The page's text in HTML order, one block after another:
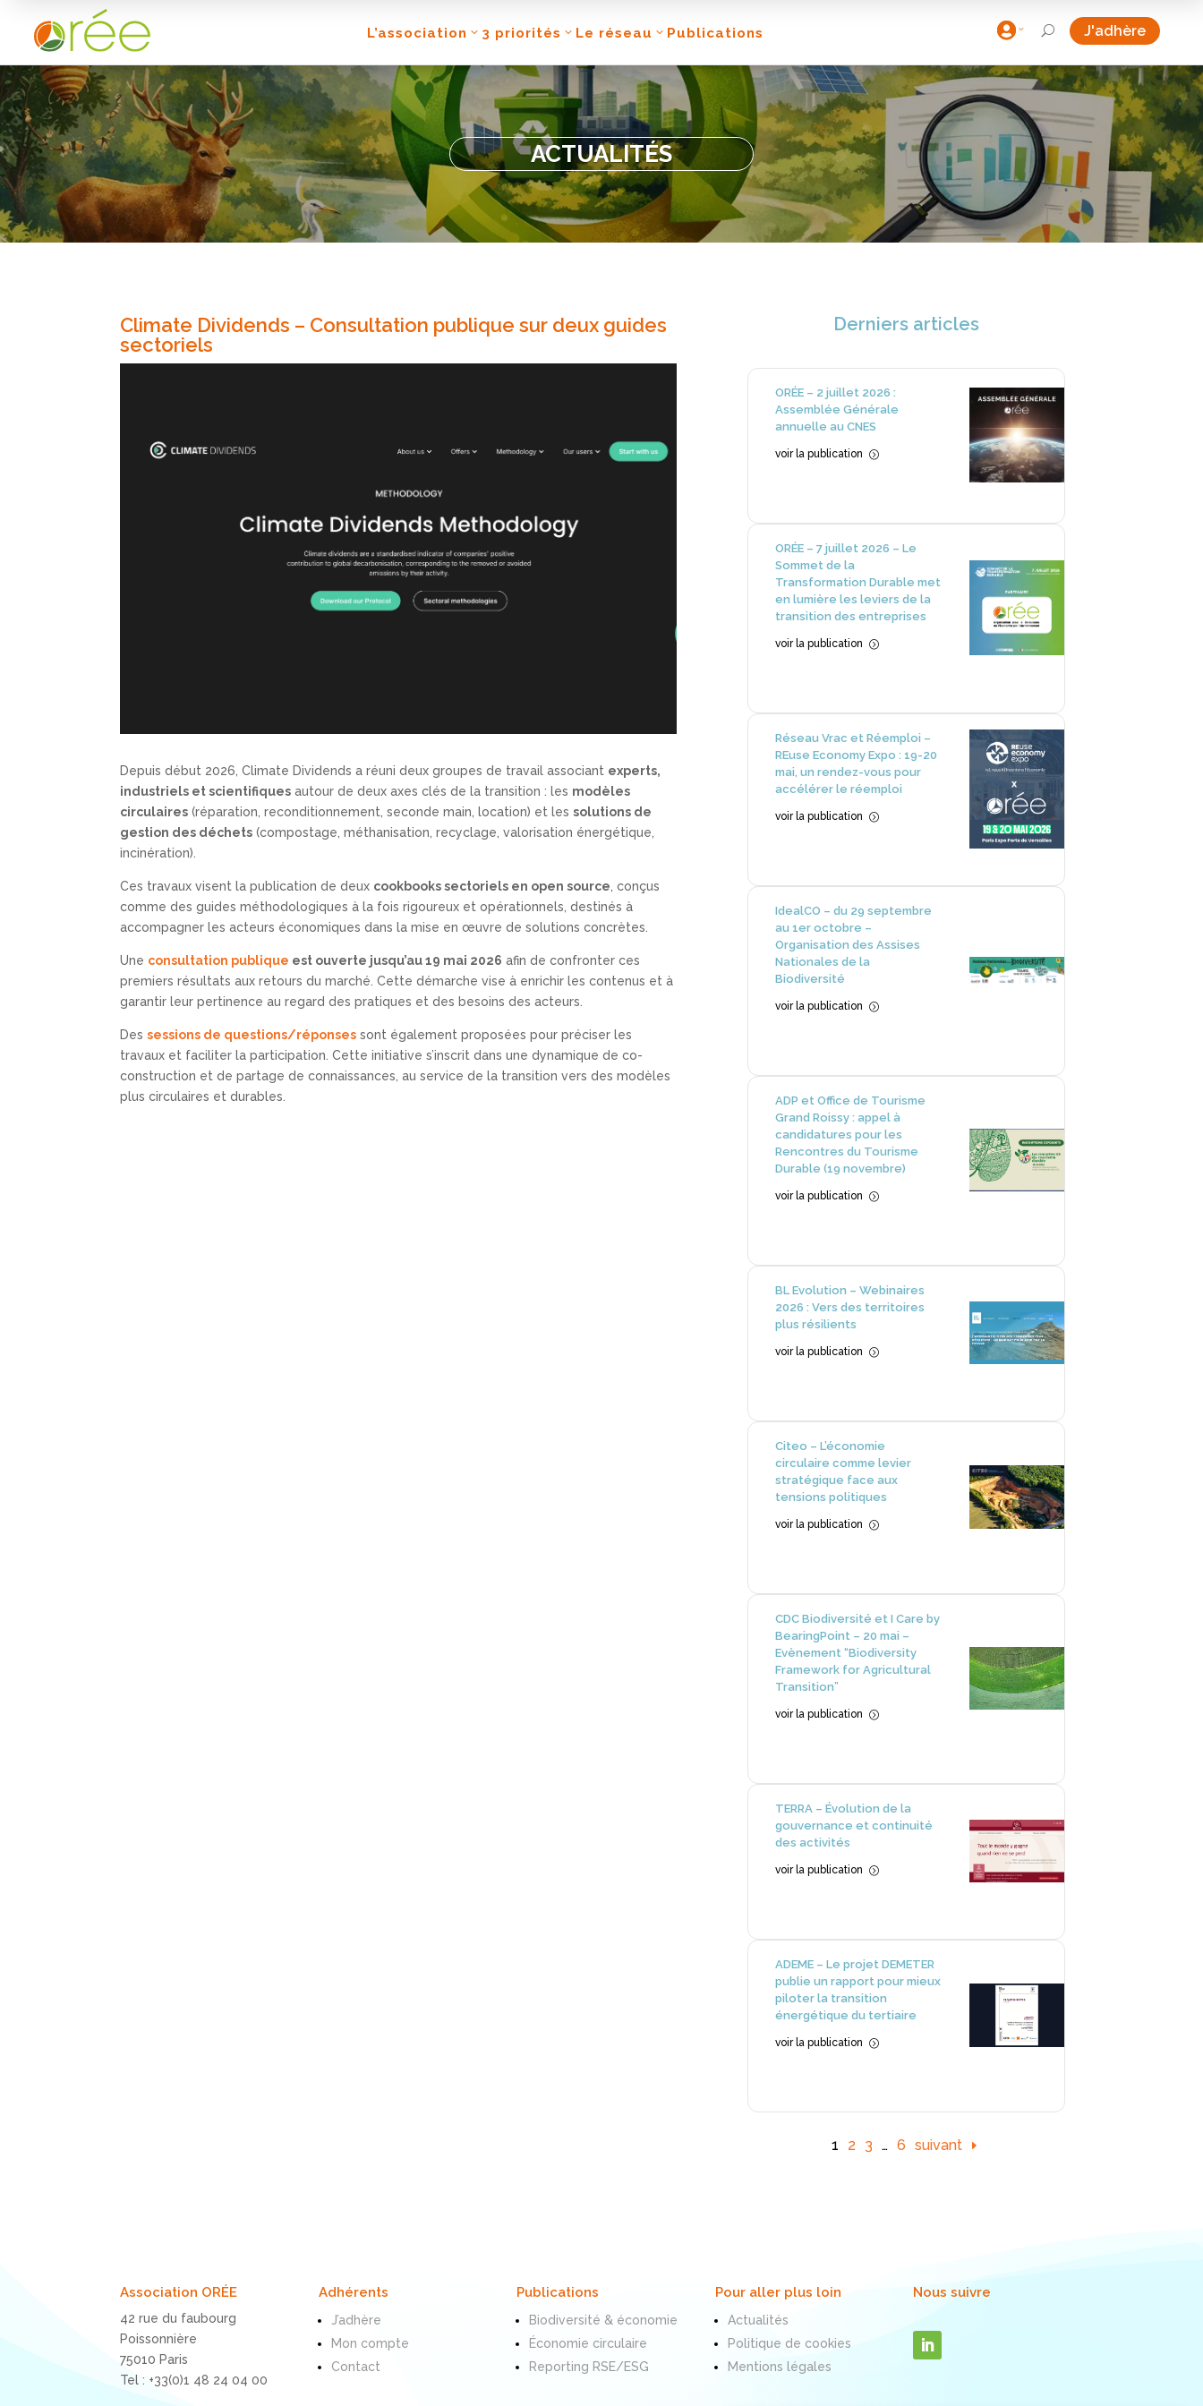
L’association 3 priorités Le réseau Publications  U J'adhère
ACTUALITÉS
Climate Dividends – Consultation publique sur deux guides
sectoriels
Depuis début 2026, Climate Dividends a réuni deux groupes de travail associant experts,
industriels et scientifiques autour de deux axes clés de la transition : les modèles
circulaires (réparation, reconditionnement, seconde main, location) et lessolutions de
gestion des déchets (compostage, méthanisation, recyclage, valorisation énergétique,
incinération).
Ces travaux visent la publication de deux cookbooks sectoriels en open source , conçus
comme des guides méthodologiques à la fois rigoureux et opérationnels, destinés à
accompagner les acteurs économiques dans la mise en œuvre de solutions concrètes.
Une consultation publique est ouverte jusqu’au 19 mai 2026 afin de confronter ces
premiers résultats aux retours du marché. Cette démarche vise à enrichir les contenus et à
garantir leur pertinence au regard des pratiques et des besoins des acteurs.
Dessessions de questions/réponses sont également proposées pour préciser les
travaux et faciliter la participation. Cette initiative s’inscrit dans une dynamique de co-
construction et de partage de connaissances, au service de la transition vers des modèles
plus circulaires et durables.
Derniers articles
ORÉE – 2 juillet 2026 :
Assemblée Générale
annuelle au CNES
voir la publication =
ORÉE – 7 juillet 2026 – Le
Sommet de la
Transformation Durable met
en lumière les leviers de la
transition des entreprises
voir la publication =
Réseau Vrac et Réemploi –
REuse Economy Expo : 19-20
mai, un rendez-vous pour
accélérer le réemploi
voir la publication =
IdealCO – du 29 septembre
au 1er octobre –
Organisation des Assises
Nationales de la
Biodiversité
voir la publication =
ADP et Office de Tourisme
Grand Roissy : appel à
candidatures pour les
Rencontres du Tourisme
Durable (19 novembre)
voir la publication =
BL Evolution – Webinaires
2026 : Vers des territoires
plus résilients
voir la publication =
Citeo – L’économie
circulaire comme levier
stratégique face aux
tensions politiques
voir la publication =
CDC Biodiversité et I Care by
BearingPoint – 20 mai –
Evènement “Biodiversity
Framework for Agricultural
Transition”
voir la publication =
TERRA – Évolution de la
gouvernance et continuité
des activités
voir la publication =
ADEME – Le projet DEMETER
publie un rapport pour mieux
piloter la transition
énergétique du tertiaire
voir la publication =
1 2 3 … 6 suivant
Association ORÉE
42 rue du faubourg
Poissonnière
75010 Paris
Tel : +33(0)1 48 24 04 00
Adhérents
J’adhère
Mon compte
Contact
Publications
Biodiversité & économie
Économie circulaire
Reporting RSE/ESG
Pour aller plus loin
Actualités
Politique de cookies
Mentions légales
Nous suivre